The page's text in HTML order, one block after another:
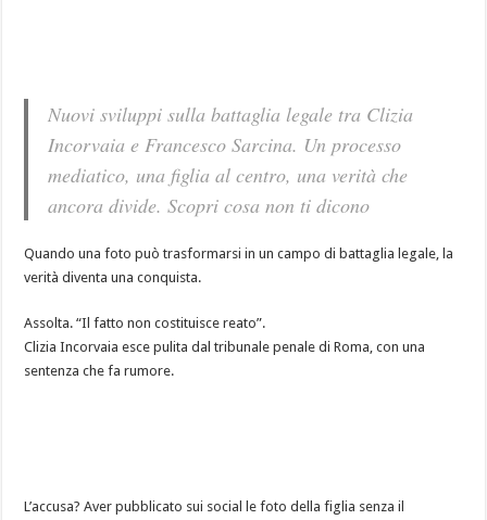
Nuovi sviluppi sulla battaglia legale tra Clizia
Incorvaia e Francesco Sarcina. Un processo
mediatico, una figlia al centro, una verità che
ancora divide. Scopri cosa non ti dicono
Quando una foto può trasformarsi in un campo di battaglia legale, la
verità diventa una conquista.
Assolta. “Il fatto non costituisce reato”.
Clizia Incorvaia esce pulita dal tribunale penale di Roma, con una
sentenza che fa rumore.
L’accusa? Aver pubblicato sui social le foto della figlia senza il